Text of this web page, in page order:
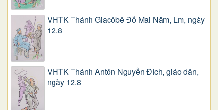
VHTK Thánh Giacôbê Ðỗ Mai Năm, Lm, ngày
12.8
VHTK Thánh Antôn Nguyễn Ðích, giáo dân,
ngày 12.8